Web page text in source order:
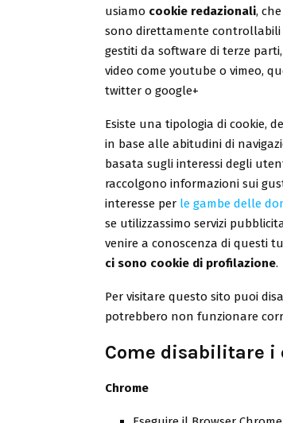
usiamo cookie redazionali,
sono direttamente controllabili
gestiti da software di terze
video come youtube o vimeo,
twitter o google+
Esiste una tipologia di cookie,
in base alle abitudini di
basata sugli interessi degli
raccolgono informazioni sui
interesse per le gambe delle
se utilizzassimo servizi
venire a conoscenza di questi
ci sono cookie di profilazione.
Per visitare questo sito puoi
potrebbero non funzionare
Come disabilitare i
Chrome